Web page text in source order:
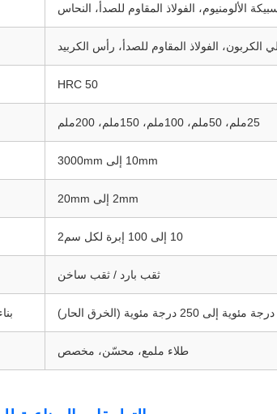
الألومنيوم، الفولاذ المقاوم للصدأ، النحاس
الكربون، الفولاذ المقاوم للصدأ، رأس الكربيد
HRC 50
25ملم، 50ملم، 100ملم، 150ملم، 200ملم
10mm إلى 3000mm
2mm إلى 20mm
10 إلى 100 إبرة لكل سم2
ثقب بارد / ثقب ساخن
طلاء ملمع، محسّن، مخصص